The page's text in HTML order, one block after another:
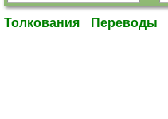
Толкования Переводы